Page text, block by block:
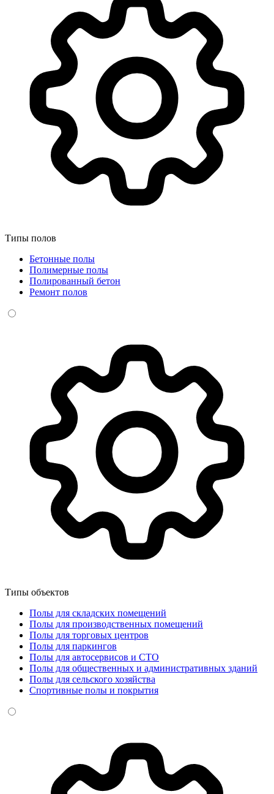
Типы полов
Бетонные полы
Полимерные полы
Полированный бетон
Ремонт полов
Типы объектов
Полы для складских помещений
Полы для производственных помещений
Полы для торговых центров
Полы для паркингов
Полы для автосервисов и СТО
Полы для общественных и административных зданий
Полы для сельского хозяйства
Спортивные полы и покрытия